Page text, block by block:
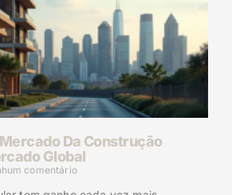
Da Construção
Global
comentário